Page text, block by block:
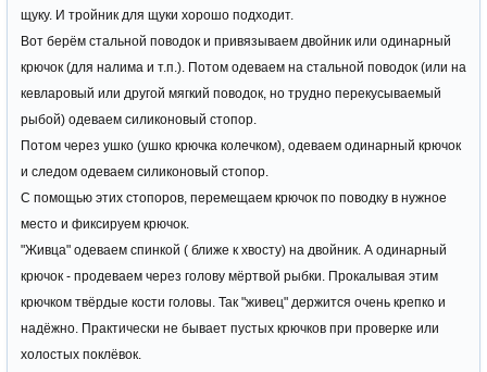
щуку. И тройник для щуки хорошо подходит.
Вот берём стальной поводок и привязываем двойник или одинарный
крючок (для налима и т.п.). Потом одеваем на стальной поводок (или на
кевларовый или другой мягкий поводок, но трудно перекусываемый
рыбой) одеваем силиконовый стопор.
Потом через ушко (ушко крючка колечком), одеваем одинарный крючок
и следом одеваем силиконовый стопор.
С помощью этих стопоров, перемещаем крючок по поводку в нужное
место и фиксируем крючок.
"Живца" одеваем спинкой ( ближе к хвосту) на двойник. А одинарный
крючок - продеваем через голову мёртвой рыбки. Прокалывая этим
крючком твёрдые кости головы. Так "живец" держится очень крепко и
надёжно. Практически не бывает пустых крючков при проверке или
холостых поклёвок.